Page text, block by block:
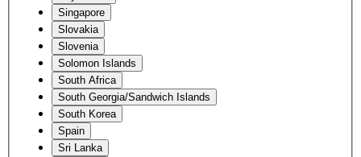
Singapore
Slovakia
Slovenia
Solomon Islands
South Africa
South Georgia/Sandwich Islands
South Korea
Spain
Sri Lanka